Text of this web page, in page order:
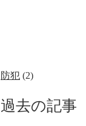
防犯 (2)
過去の記事